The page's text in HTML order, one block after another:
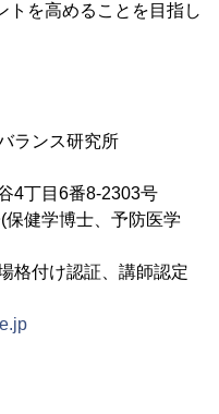
トを高めることを目指し
ランス研究所
4丁目6番8-2303号
健学博士、予防医学
格付け認証、講師認定